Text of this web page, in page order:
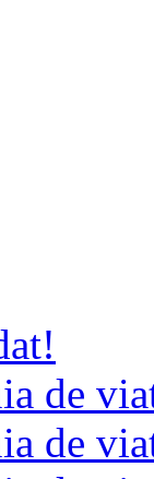
de
de